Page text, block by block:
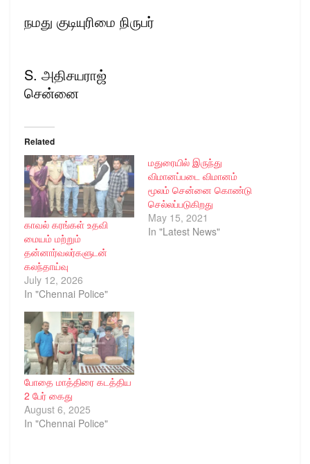
நமது குடியுரிமை நிருபர்
S. அதிசயராஜ்
சென்னை
Related
காவல் கரங்கள் உதவி
மையம் மற்றும்
தன்னார்வலர்களுடன்
கலந்தாய்வு
July 12, 2026
In "Chennai Police"
மதுரையில் இருந்து
விமானப்படை விமானம்
மூலம் சென்னை கொண்டு
செல்லப்படுகிறது
May 15, 2021
In "Latest News"
போதை மாத்திரை கடத்திய
2 பேர் கைது
August 6, 2025
In "Chennai Police"